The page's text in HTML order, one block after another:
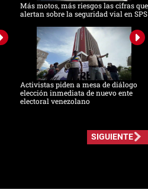
Más motos, más riesgos las cifras que
alertan sobre la seguridad vial en SPS
Activistas piden a mesa de diálogo
elección inmediata de nuevo ente
electoral venezolano
SIGUIENTE